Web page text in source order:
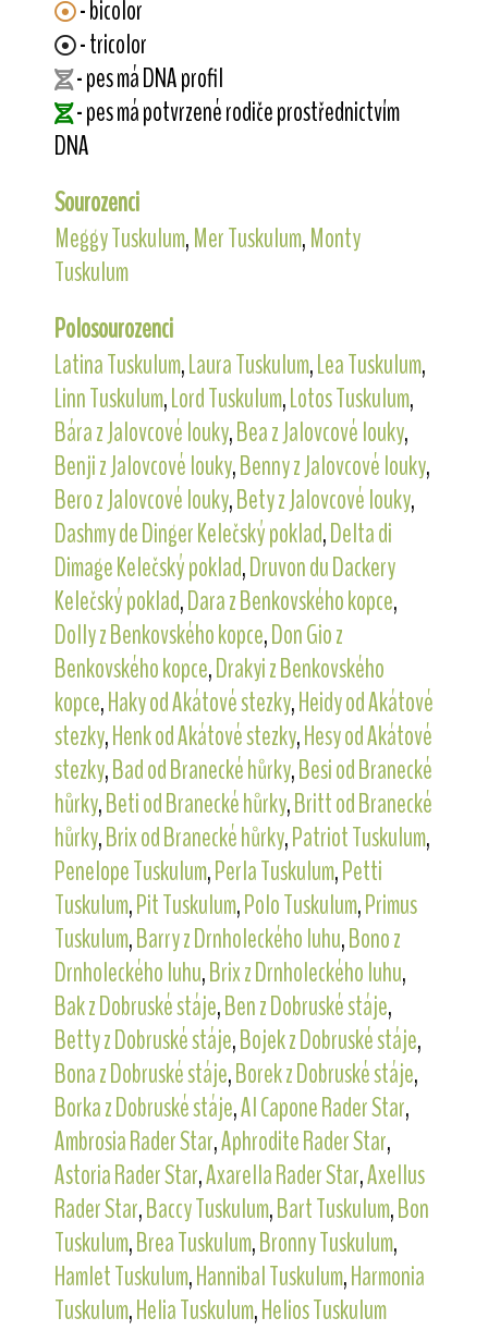
- bicolor
- tricolor
- pes má DNA profil
- pes má potvrzené rodiče prostřednictvím
DNA
Sourozenci
Meggy Tuskulum,Mer Tuskulum,Monty
Tuskulum
Polosourozenci
Latina Tuskulum,Laura Tuskulum,Lea Tuskulum,
Linn Tuskulum,Lord Tuskulum,Lotos Tuskulum,
Bára z Jalovcové louky,Bea z Jalovcové louky,
Benji z Jalovcové louky,Benny z Jalovcové louky,
Bero z Jalovcové louky,Bety z Jalovcové louky,
Dashmy de Dinger Kelečský poklad,Delta di
Dimage Kelečský poklad,Druvon du Dackery
Kelečský poklad,Dara z Benkovského kopce,
Dolly z Benkovského kopce,Don Gio z
Benkovského kopce,Drakyi z Benkovského
kopce,Haky od Akátové stezky,Heidy od Akátové
stezky,Henk od Akátové stezky,Hesy od Akátové
stezky,Bad od Branecké hůrky,Besi od Branecké
hůrky,Beti od Branecké hůrky,Britt od Branecké
hůrky,Brix od Branecké hůrky,Patriot Tuskulum,
Penelope Tuskulum,Perla Tuskulum,Petti
Tuskulum,Pit Tuskulum,Polo Tuskulum,Primus
Tuskulum,Barry z Drnholeckého luhu,Bono z
Drnholeckého luhu,Brix z Drnholeckého luhu,
Bak z Dobruské stáje,Ben z Dobruské stáje,
Betty z Dobruské stáje,Bojek z Dobruské stáje,
Bona z Dobruské stáje,Borek z Dobruské stáje,
Borka z Dobruské stáje,Al Capone Rader Star,
Ambrosia Rader Star,Aphrodite Rader Star,
Astoria Rader Star,Axarella Rader Star,Axellus
Rader Star,Baccy Tuskulum,Bart Tuskulum,Bon
Tuskulum,Brea Tuskulum,Bronny Tuskulum,
Hamlet Tuskulum,Hannibal Tuskulum,Harmonia
Tuskulum,Helia Tuskulum,Helios Tuskulum